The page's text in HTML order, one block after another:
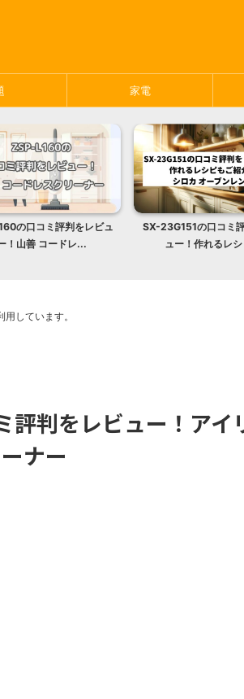
家電
の口コミ評判をレビュ
！山善 コードレ...
SX-23G151の口コミ
ュー！作れるレ
しています。
評判をレビュー！アイ
ナー